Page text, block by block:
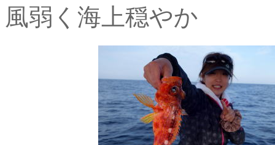
風弱く海上穏やか